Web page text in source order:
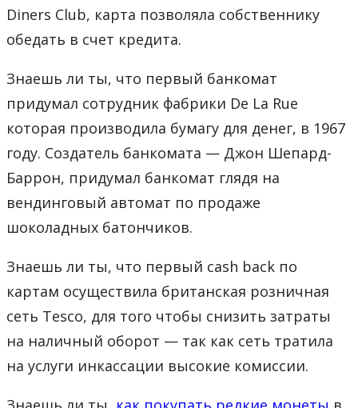
Diners Club, карта позволяла собственнику
обедать в счет кредита.
Знаешь ли ты, что первый банкомат
придумал сотрудник фабрики De La Rue
которая производила бумагу для денег, в 1967
году. Создатель банкомата — Джон Шепард-
Баррон, придумал банкомат глядя на
вендинговый автомат по продаже
шоколадных батончиков.
Знаешь ли ты, что первый cash back по
картам осуществила британская розничная
сеть Tesco, для того чтобы снизить затраты
на наличный оборот — так как сеть тратила
на услуги инкассации высокие комиссии.